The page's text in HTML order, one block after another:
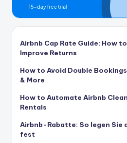
Airbnb Cap Rate Guide: How
Improve Returns
How to Avoid Double
& More
How to Automate Airbnb
Rentals
Airbnb-Rabatte: So legen Sie
fest